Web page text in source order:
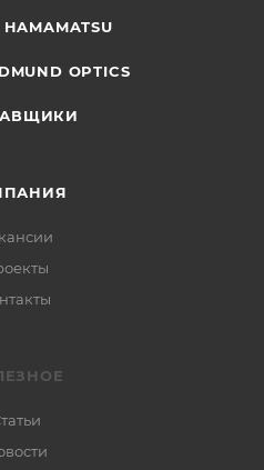
OPTICS